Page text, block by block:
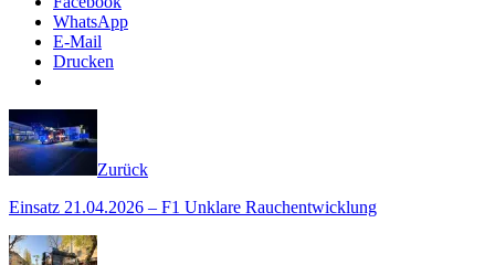
WhatsApp
E-Mail
Drucken
Zurück
Einsatz 21.04.2026 – F1 Unklare Rauchentwicklung